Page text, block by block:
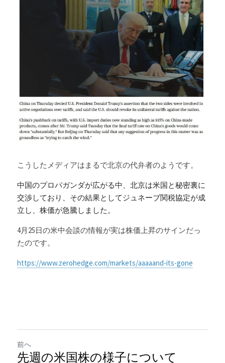
こうしたメディアはまるで北京の代弁者のようです。
中国のプロパガンダが広がる中、北京は米国と秘密裏に
交渉しており、その結果としてジュネーブ関税協定が成
立し、株価が急騰しました。
4月25日の米中会談の情報が実は株価上昇のサインだっ
たのです。
https://www.zerohedge.com/markets/aaaaand-its-gone
前へ
先週の米国株の様子について